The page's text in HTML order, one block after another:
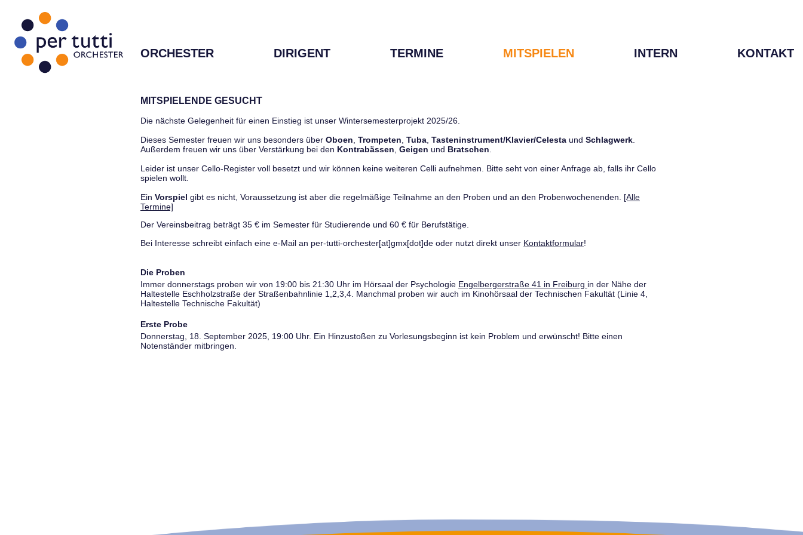
ORCHESTER DIRIGENT TERMINE MITSPIELEN INTERN KONTAKT
MITSPIELENDE GESUCHT
Die nächste Gelegenheit für einen Einstieg ist unser Wintersemesterprojekt 2025/26.
Dieses Semester freuen wir uns besonders über Oboen Trompeten Tuba Tasteninstrument/Klavier/Celesta und Schlagwerk
Außerdem freuen wir uns über Verstärkung bei den Kontrabässen Geigen und Bratschen
Leider ist unser Cello-Register voll besetzt und wir können keine weiteren Celli aufnehmen. Bitte seht von einer Anfrage ab, falls ihr Cello
spielen wollt.
Ein Vorspiel gibt es nicht, Voraussetzung ist aber die regelmäßige Teilnahme an den Proben und an den Probenwochenenden. [Alle
Termine]
Der Vereinsbeitrag beträgt 35 € im Semester für Studierende und 60 € für Berufstätige.
Bei Interesse schreibt einfach eine e-Mail an per-tutti-orchester[at]gmx[dot]de oder nutzt direkt unser Kontaktformular!
Die Proben
Immer donnerstags proben wir von 19:00 bis 21:30 Uhr im Hörsaal der Psychologie Engelbergerstraße 41 in Freiburg in der Nähe der
Haltestelle Eschholzstraße der Straßenbahnlinie 1,2,3,4. Manchmal proben wir auch im Kinohörsaal der Technischen Fakultät (Linie 4,
Haltestelle Technische Fakultät)
Erste Probe
Donnerstag, 18. September 2025, 19:00 Uhr. Ein Hinzustoßen zu Vorlesungsbeginn ist kein Problem und erwünscht! Bitte einen
Notenständer mitbringen.